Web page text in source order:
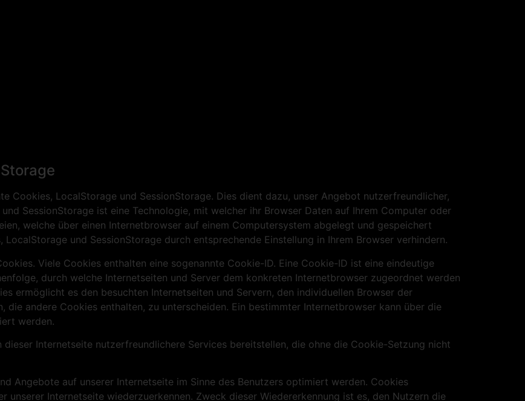
Cookies, LocalStorage und SessionStorage. Dies dient dazu, unser Angebot nutzerfreundlicher,
SessionStorage ist eine Technologie, mit welcher ihr Browser Daten auf Ihrem Computer oder
welche über einen Internetbrowser auf einem Computersystem abgelegt und gespeichert
und SessionStorage durch entsprechende Einstellung in Ihrem Browser verhindern.
Viele Cookies enthalten eine sogenannte Cookie-ID. Eine Cookie-ID ist eine eindeutige
durch welche Internetseiten und Server dem konkreten Internetbrowser zugeordnet werden
ermöglicht es den besuchten Internetseiten und Servern, den individuellen Browser der
die andere Cookies enthalten, zu unterscheiden. Ein bestimmter Internetbrowser kann über die
werden.
Internetseite nutzerfreundlichere Services bereitstellen, die ohne die Cookie-Setzung nicht
Angebote auf unserer Internetseite im Sinne des Benutzers optimiert werden. Cookies
unserer Internetseite wiederzuerkennen. Zweck dieser Wiedererkennung ist es, den Nutzern die